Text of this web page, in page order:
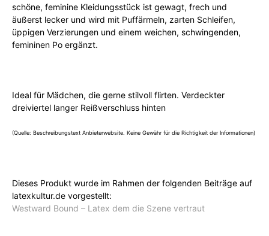
schöne, feminine Kleidungsstück ist gewagt, frech und
äußerst lecker und wird mit Puffärmeln, zarten Schleifen,
üppigen Verzierungen und einem weichen, schwingenden,
femininen Po ergänzt.
Ideal für Mädchen, die gerne stilvoll flirten. Verdeckter
dreiviertel langer Reißverschluss hinten
(Quelle: Beschreibungstext Anbieterwebsite. Keine Gewähr für die Richtigkeit der Informationen)
Dieses Produkt wurde im Rahmen der folgenden Beiträge auf
latexkultur.de vorgestellt:
Westward Bound – Latex dem die Szene vertraut